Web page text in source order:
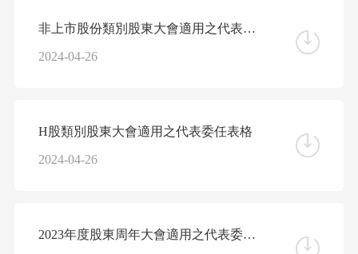
非上市股份類別股東大會適用之代表委任表格
2024-04-26
H股類別股東大會適用之代表委任表格
2024-04-26
2023年度股東周年大會適用之代表委任表格